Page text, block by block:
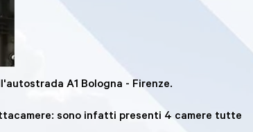
A1 Bologna - Firenze.
sono infatti presenti 4 camere tutte